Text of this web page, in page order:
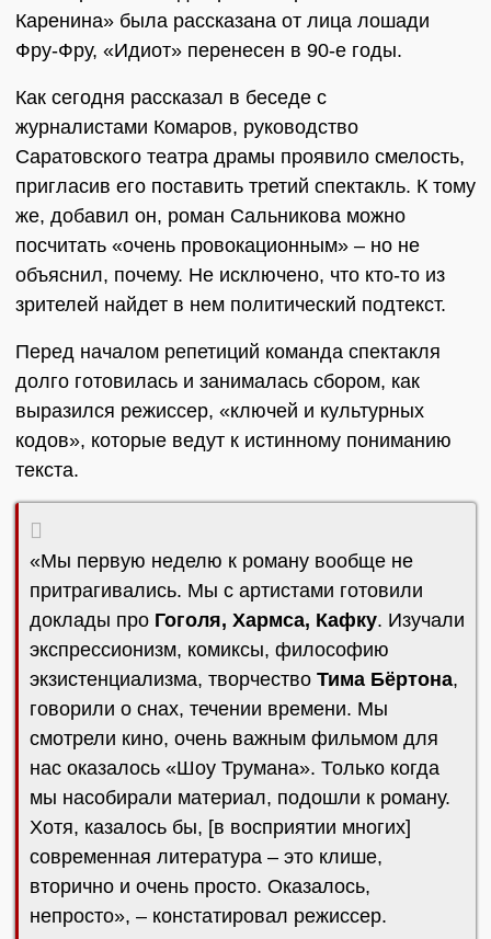
Каренина» была рассказана от лица лошади
Фру-Фру, «Идиот» перенесен в 90-е годы.
Как сегодня рассказал в беседе с
журналистами Комаров, руководство
Саратовского театра драмы проявило смелость,
пригласив его поставить третий спектакль. К тому
же, добавил он, роман Сальникова можно
посчитать «очень провокационным» – но не
объяснил, почему. Не исключено, что кто-то из
зрителей найдет в нем политический подтекст.
Перед началом репетиций команда спектакля
долго готовилась и занималась сбором, как
выразился режиссер, «ключей и культурных
кодов», которые ведут к истинному пониманию
текста.
«Мы первую неделю к роману вообще не
притрагивались. Мы с артистами готовили
доклады про Гоголя, Хармса, Кафку. Изучали
экспрессионизм, комиксы, философию
экзистенциализма, творчество Тима Бёртона,
говорили о снах, течении времени. Мы
смотрели кино, очень важным фильмом для
нас оказалось «Шоу Трумана». Только когда
мы насобирали материал, подошли к роману.
Хотя, казалось бы, [в восприятии многих]
современная литература – это клише,
вторично и очень просто. Оказалось,
непросто», – констатировал режиссер.